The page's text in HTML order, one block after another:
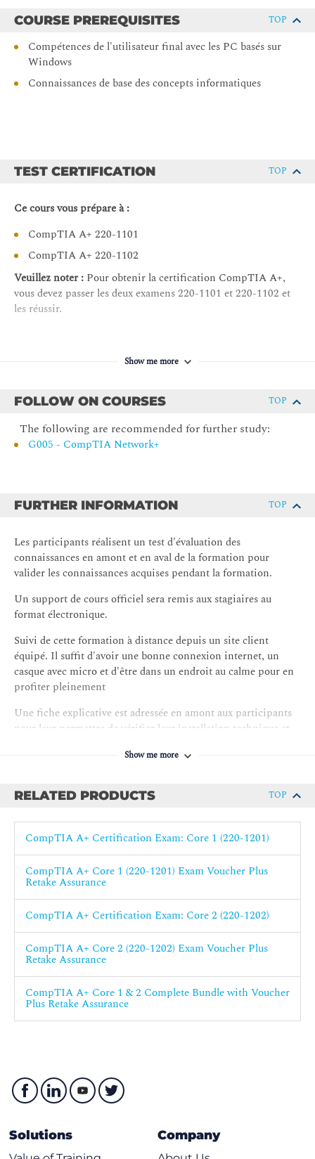
Appliquer une méthodologie de dépannage
Configurer le BIOS/UEFI
Dépanner les problèmes d'alimentation et de disque
Dépanner les problèmes liés au système et à l'affichage
Expliquer les types de câbles réseau
Leçon 5 : Configuration de l'adressage réseau et des
Comparer les types de connexion Internet
Utiliser les concepts TCP/IP de base
Comparer les protocoles et les ports
Comparer les concepts de configuration réseau
Résumer les services fournis par les hôtes en réseau
Dépanner les réseaux
Leçon 7 : Résumer les concepts de virtualisation et de cloud
Résumer la virtualisation côté client
Leçon 8 : Prise en charge des appareils mobiles
Configurer les applications pour appareils mobiles
Installer et configurer le matériel des ordinateurs
portables
Dépanner les appareils mobiles
Leçon 9 : Assistance pour les périphériques d'impression
Déployer des imprimantes et des périphériques
multifonctions
Remplacer les consommables des périphériques
Dépanner les périphériques d'impression
Configurer les paramètres système de Windows
Utilisation des consoles de gestion
Utilisation des outils de performance et de dépannage
Utilisation des outils en ligne de commande
systèmes d'exploitation
Explication des types de systèmes d'exploitation
Comparaison des éditions Windows
Leçon 13 : Assistance Windows
Effectuer des installations et des mises à niveau du
Dépanner les problèmes du système d'exploitation
Windows
Gérer les réseaux Windows
COURSE PREREQUISITES TOP
Compétences de l'utilisateur final avec les PC basés sur
Windows
Connaissances de base des concepts informatiques
TEST CERTIFICATION TOP
Ce cours vous prépare à :
CompTIA A+ 220-1101
CompTIA A+ 220-1102
Veuillez noter : Pour obtenir la certification CompTIA A+,
vous devez passer les deux examens 220-1101 et 220-1102 et
les réussir.
Show me more
FOLLOW ON COURSES TOP
The following are recommended for further study:
G005 - CompTIA Network+
FURTHER INFORMATION TOP
Les participants réalisent un test d'évaluation des
connaissances en amont et en aval de la formation pour
valider les connaissances acquises pendant la formation.
Un support de cours officiel sera remis aux stagiaires au
format électronique.
Suivi de cette formation à distance depuis un site client
équipé. Il suffit d'avoir une bonne connexion internet, un
casque avec micro et d'être dans un endroit au calme pour en
profiter pleinement
Une fiche explicative est adressée en amont aux participants
pour leur permettre de vérifier leur installation technique et
fr/solutions/methodes-d'apprentissage/classe-a-distance
Show me more
RELATED PRODUCTS TOP
CompTIA A+ Certification Exam: Core 1 (220-1201)
CompTIA A+ Core 1 (220-1201) Exam Voucher Plus
Retake Assurance
CompTIA A+ Certification Exam: Core 2 (220-1202)
CompTIA A+ Core 2 (220-1202) Exam Voucher Plus
Retake Assurance
CompTIA A+ Core 1 & 2 Complete Bundle with Voucher
Plus Retake Assurance
Solutions Company